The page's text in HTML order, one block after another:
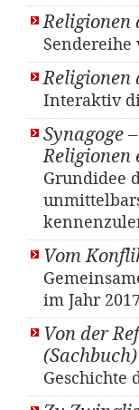
Sendereihe
Religionen
Interaktiv
Synagoge
Religionen
Grundidee
Vom
im Jahr
Von der
(Sachbuch)
Geschichte